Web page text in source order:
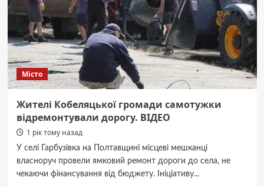
Місто
Жителі Кобеляцької громади самотужки
відремонтували дорогу. ВІДЕО
1 рік тому назад
У селі Гарбузівка на Полтавщині місцеві мешканці
власноруч провели ямковий ремонт дороги до села, не
чекаючи фінансування від бюджету. Ініціативу...